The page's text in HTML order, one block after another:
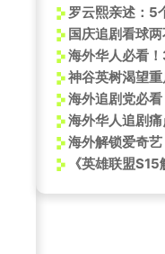
海外解锁爱奇艺